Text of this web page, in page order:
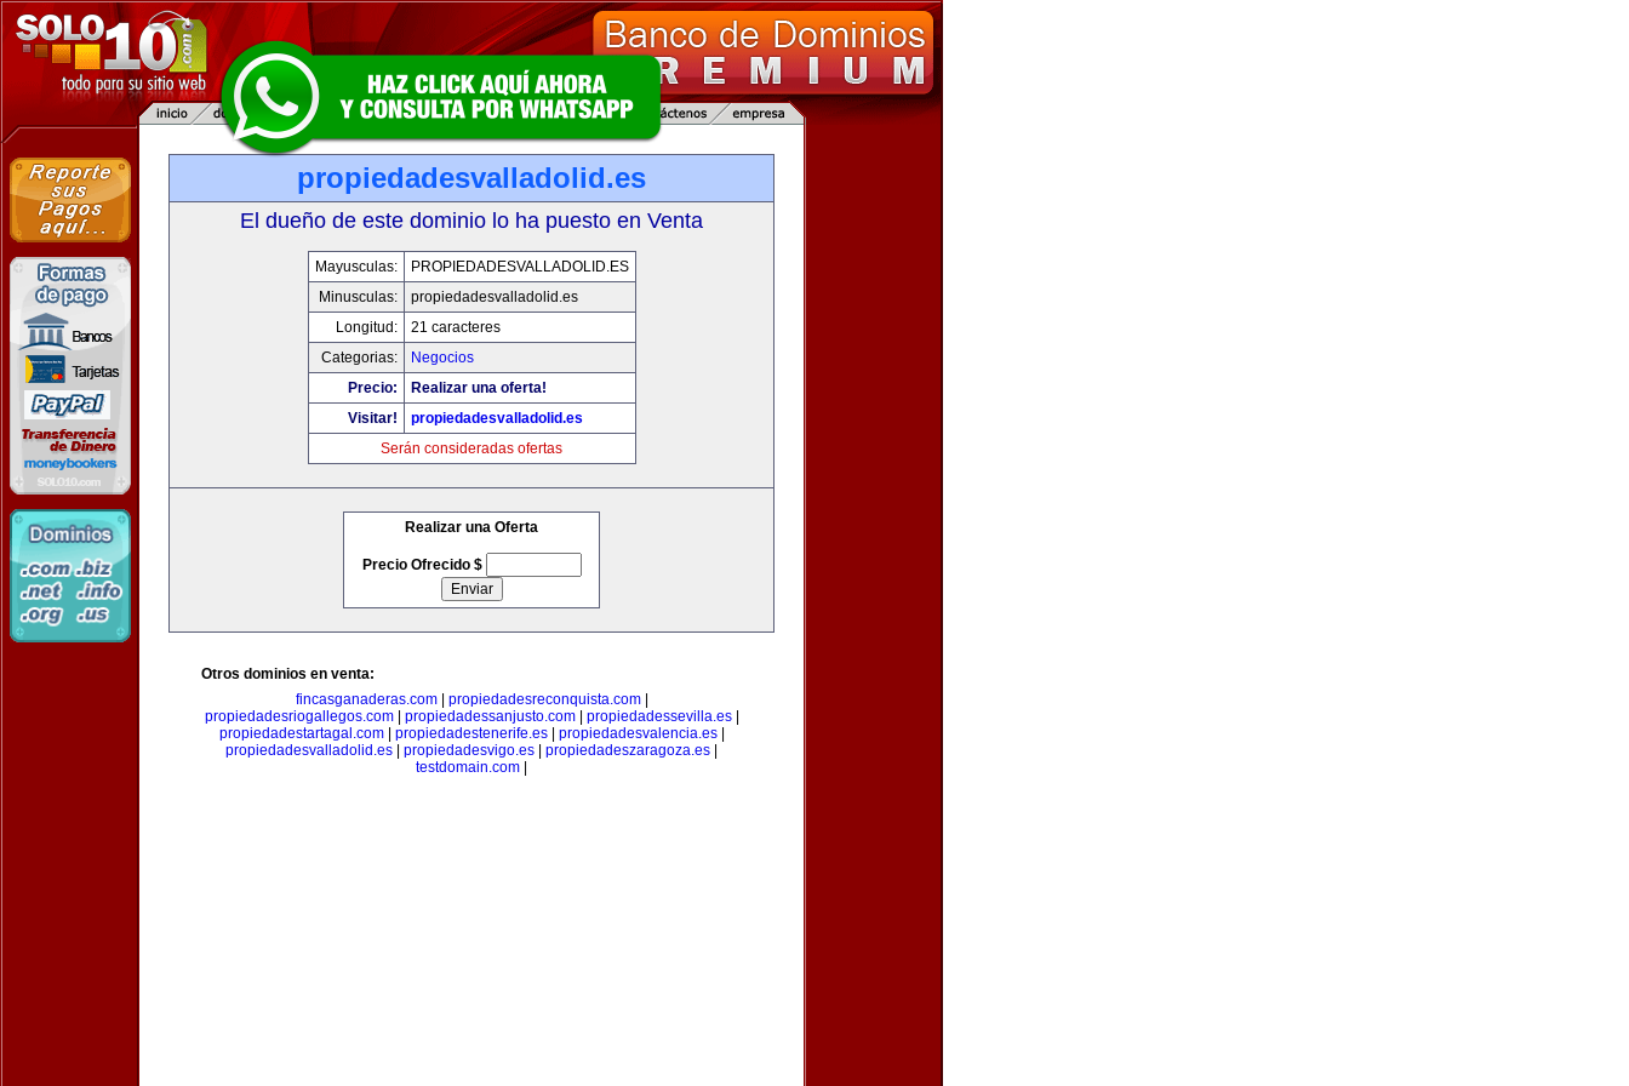
propiedadesvalladolid.es
El dueño de este dominio lo ha puesto en Venta
Mayusculas:
PROPIEDADESVALLADOLID.ES
Minusculas:
propiedadesvalladolid.es
Longitud:
21 caracteres
Categorias:
Negocios
Precio:
Realizar una oferta!
Visitar!
propiedadesvalladolid.es
Serán consideradas ofertas
Realizar una Oferta
Precio Ofrecido $
Otros dominios en venta:
fincasganaderas.com| propiedadesreconquista.com|
propiedadesriogallegos.com| propiedadessanjusto.com| propiedadessevilla.es|
propiedadestartagal.com| propiedadestenerife.es| propiedadesvalencia.es|
propiedadesvalladolid.es
propiedadesvigo.es propiedadeszaragoza.es
testdomain.com